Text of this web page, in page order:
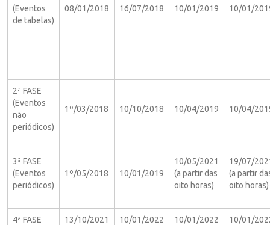
(Eventos
de tabelas)
08/01/2018 16/07/2018 10/01/2019 10/01/
2ª FASE
(Eventos
não
periódicos)
1º/03/2018 10/10/2018 10/04/2019 10/04/
3ª FASE
(Eventos
periódicos)
1º/05/2018 10/01/2019
10/05/2021
(a partir das
oito horas)
19/07/
(a partir
oito horas)
4ª FASE
13/10/2021
10/01/2022
10/01/2022
10/01/